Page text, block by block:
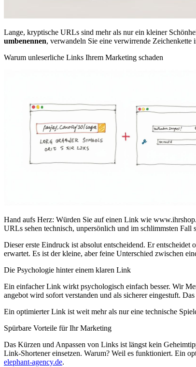
Lange, kryptische URLs sind mehr als nur ein kleiner
umbenennen, verwandeln Sie eine verwirrende
Warum unleserliche Links Ihrem Marketing schaden
Hand aufs Herz: Würden Sie auf einen Link wie
URLs sehen technisch, unpersönlich und im schlimmsten Fall
Dieser erste Eindruck ist absolut entscheidend. Er
erwartet. Es ist der kleine, aber feine Unterschied zwischen
Die Psychologie hinter einem klaren Link
Ein einfacher Link wirkt psychologisch einfach besser. Wir
angebot wird sofort verstanden und als sicherer eingestuft.
Ein optimierter Link ist weit mehr als nur eine technische
Spürbare Vorteile für Ihr Marketing
Das Kürzen und Anpassen von Links ist längst kein
Link-Shortener einsetzen. Warum? Weil es funktioniert. Ein
elephant-agency.de.